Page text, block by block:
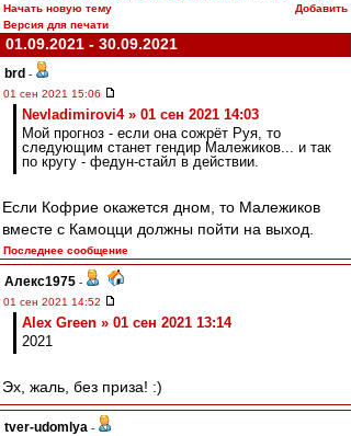
Начать новую тему
Добавить
Версия для печати
01.09.2021 - 30.09.2021
brd -
01 сен 2021 15:06
Nevladimirovi4 » 01 сен 2021 14:03
Мой прогноз - если она сожрёт Руя, то
следующим станет гендир Малежиков... и так
по кругу - федун-стайл в действии.
Если Кофрие окажется дном, то Малежиков
вместе с Камоцци должны пойти на выход.
Последнее сообщение
Алекс1975 -
01 сен 2021 14:52
Alex Green » 01 сен 2021 13:14
2021
Эх, жаль, без приза! :)
tver-udomlya -